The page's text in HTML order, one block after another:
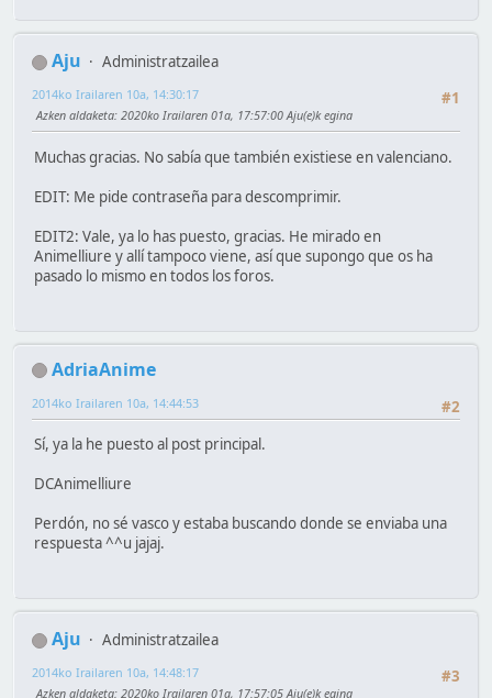
Aju
Administratzailea
#1
2014ko Irailaren 10a, 14:30:17
Azken aldaketa: 2020ko Irailaren 01a, 17:57:00 Aju(e)k egina
Muchas gracias. No sabía que también existiese en valenciano.
EDIT: Me pide contraseña para descomprimir.
EDIT2: Vale, ya lo has puesto, gracias. He mirado en
Animelliure y allí tampoco viene, así que supongo que os ha
pasado lo mismo en todos los foros.
AdriaAnime
#2
2014ko Irailaren 10a, 14:44:53
Sí, ya la he puesto al post principal.
DCAnimelliure
Perdón, no sé vasco y estaba buscando donde se enviaba una
respuesta ^^u jajaj.
Aju
Administratzailea
#3
2014ko Irailaren 10a, 14:48:17
Azken aldaketa: 2020ko Irailaren 01a, 17:57:05 Aju(e)k egina